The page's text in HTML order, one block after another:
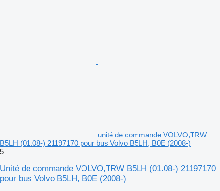
unité de commande VOLVO,TRW
B5LH (01.08-) 21197170 pour bus Volvo B5LH, B0E (2008-)
5
Unité de commande VOLVO,TRW B5LH (01.08-) 21197170
pour bus Volvo B5LH, B0E (2008-)